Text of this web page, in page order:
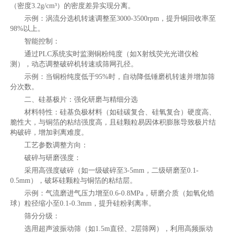
（密度3.2g/cm³）的密度差异实现分离。
示例：涡流分选机转速调整至3000-3500rpm，提升铜回收率至
98%以上。
智能控制：
通过PLC系统实时监测铜粉纯度（如X射线荧光光谱仪检
测），动态调整破碎机转速或筛网孔径。
示例：当铜粉纯度低于95%时，自动降低锤磨机转速并增加筛
分次数。
二、硅基极片：强化研磨与精细分选
材料特性：硅基负极材料（如硅碳复合、硅氧复合）硬度高、
脆性大，与铜箔的粘结强度高，且硅颗粒易因体积膨胀导致极片结
构破碎，增加剥离难度。
工艺参数调整方向：
破碎与研磨强度：
采用高强度破碎（如一级破碎至3-5mm，二级研磨至0.1-
0.5mm），破坏硅颗粒与铜箔的粘结层。
示例：气流磨进气压力增至0.6-0.8MPa，研磨介质（如氧化锆
球）粒径缩小至0.1-0.3mm，提升硅粉剥离率。
筛分分级：
选用超声波振动筛（如1.5m直径、2层筛网），利用高频振动